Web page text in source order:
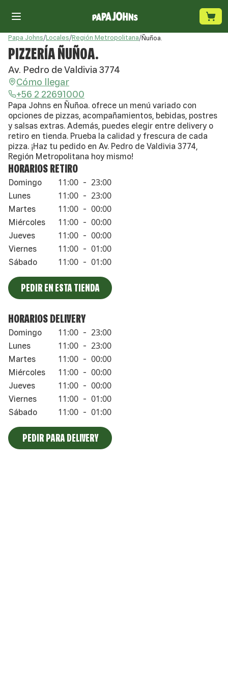
Papa Johns/Locales/Región Metropolitana/Ñuñoa.
PIZZERÍA ÑUÑOA.
Av. Pedro de Valdivia 3774
Cómo llegar
+56 2 22691000
Papa Johns en Ñuñoa. ofrece un menú variado con
opciones de pizzas, acompañamientos, bebidas, postres
y salsas extras. Además, puedes elegir entre delivery o
retiro en tienda. Prueba la calidad y frescura de cada
pizza. ¡Haz tu pedido en Av. Pedro de Valdivia 3774,
Región Metropolitana hoy mismo!
HORARIOS RETIRO
Domingo 11:00 - 23:00
Lunes 11:00 - 23:00
Martes 11:00 - 00:00
Miércoles 11:00 - 00:00
Jueves 11:00 - 00:00
Viernes 11:00 - 01:00
Sábado 11:00 - 01:00
PEDIR EN ESTA TIENDA
HORARIOS DELIVERY
Domingo 11:00 - 23:00
Lunes 11:00 - 23:00
Martes 11:00 - 00:00
Miércoles 11:00 - 00:00
Jueves 11:00 - 00:00
Viernes 11:00 - 01:00
Sábado 11:00 - 01:00
PEDIR PARA DELIVERY